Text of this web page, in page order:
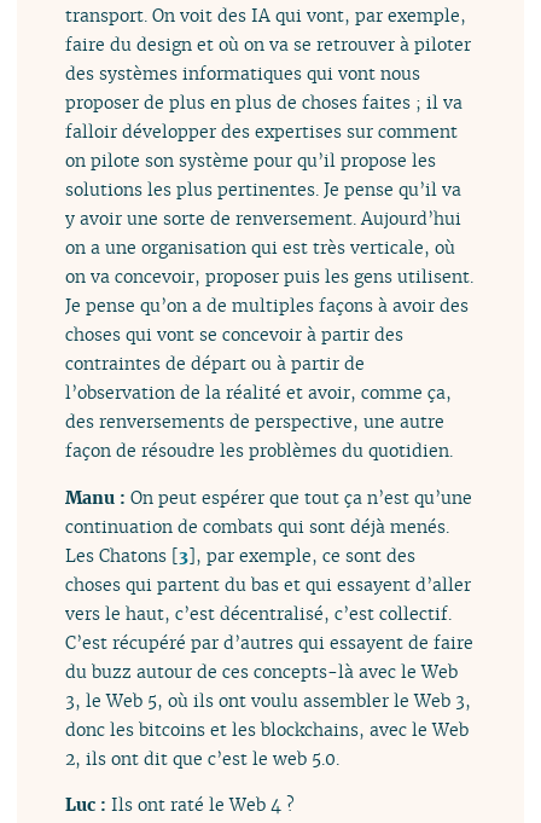
transport. On voit des IA qui vont, par exemple,
faire du design et où on va se retrouver à piloter
des systèmes informatiques qui vont nous
proposer de plus en plus de choses faites ; il va
falloir développer des expertises sur comment
on pilote son système pour qu’il propose les
solutions les plus pertinentes. Je pense qu’il va
y avoir une sorte de renversement. Aujourd’hui
on a une organisation qui est très verticale, où
on va concevoir, proposer puis les gens utilisent.
Je pense qu’on a de multiples façons à avoir des
choses qui vont se concevoir à partir des
contraintes de départ ou à partir de
l’observation de la réalité et avoir, comme ça,
des renversements de perspective, une autre
façon de résoudre les problèmes du quotidien.
Manu :On peut espérer que tout ça n’est qu’une
continuation de combats qui sont déjà menés.
Les Chatons [3], par exemple, ce sont des
choses qui partent du bas et qui essayent d’aller
vers le haut, c’est décentralisé, c’est collectif.
C’est récupéré par d’autres qui essayent de faire
du buzz autour de ces concepts-là avec le Web
3, le Web 5, où ils ont voulu assembler le Web 3,
donc les bitcoins et les blockchains, avec le Web
2, ils ont dit que c’est le web 5.0.
Luc :Ils ont raté le Web 4 ?